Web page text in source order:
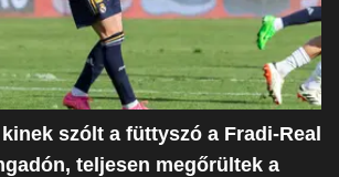
szólt a füttyszó a Fradi-Real
teljesen megőrültek a